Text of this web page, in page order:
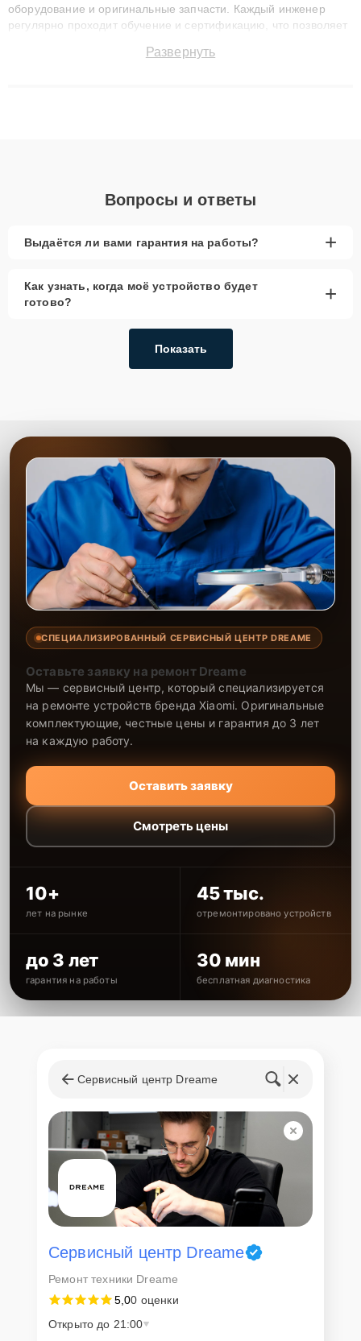
оборудование и оригинальные запчасти. Каждый инженер
регулярно проходит обучение и сертификацию, что позволяет
технику с сохранением гарантии до 3 лет. Наши мастера
Развернуть
Вопросы и ответы
Выдаётся ли вами гарантия на работы? +
Как узнать, когда моё устройство будет
готово?
+
Показать
СПЕЦИАЛИЗИРОВАННЫЙ СЕРВИСНЫЙ ЦЕНТР DREAME
Оставьте заявку на ремонт Dreame
Мы — сервисный центр, который специализируется
на ремонте устройств бренда Xiaomi. Оригинальные
комплектующие, честные цены и гарантия до 3 лет
на каждую работу.
Оставить заявку
Смотреть цены
10+
лет на рынке
45 тыс.
отремонтировано устройств
до 3 лет
гарантия на работы
30 мин
бесплатная диагностика
Сервисный центр Dreame
Сервисный центр Dreame
Ремонт техники Dreame
5,00 оценки
Открыто до 21:00